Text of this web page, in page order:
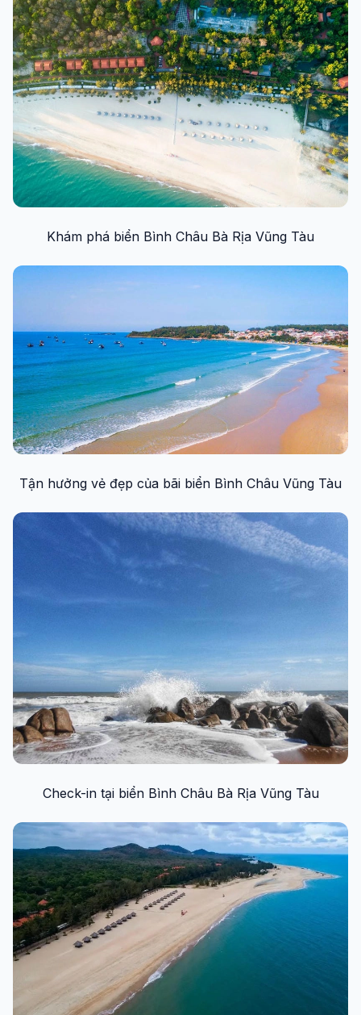
Khám phá biển Bình Châu Bà Rịa Vũng Tàu
Tận hưởng vẻ đẹp của bãi biển Bình Châu Vũng Tàu
Check-in tại biển Bình Châu Bà Rịa Vũng Tàu